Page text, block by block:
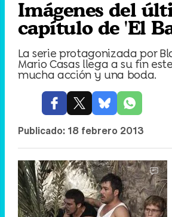
Imágenes del
capítulo de 'El
La serie protagonizada por
Mario Casas llega a su fin
mucha acción y una boda.
Publicado: 18 febrero 2013